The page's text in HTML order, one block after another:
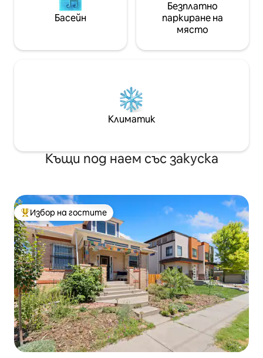
Басейн
Безплатно
паркиране на
място
Климатик
Къщи под наем със закуска
Най-популярен избор на гостите
Избор на гостите